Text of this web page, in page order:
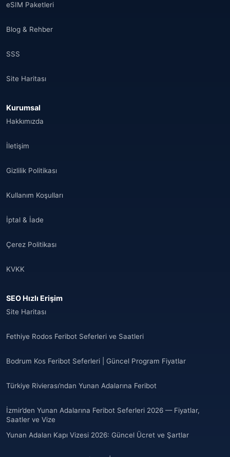
eSIM Paketleri
Blog & Rehber
SSS
Site Haritası
Kurumsal
Hakkımızda
İletişim
Gizlilik Politikası
Kullanım Koşulları
İptal & İade
Çerez Politikası
KVKK
SEO Hızlı Erişim
Site Haritası
Fethiye Rodos Feribot Seferleri ve Saatleri
Bodrum Kos Feribot Seferleri | Güncel Program Fiyatlar
Türkiye Rivierası’ndan Yunan Adalarına Feribot
İzmir’den Yunan Adalarına Feribot Seferleri 2026 — Fiyatlar,
Saatler ve Vize
Yunan Adaları Kapı Vizesi 2026: Güncel Ücret ve Şartlar